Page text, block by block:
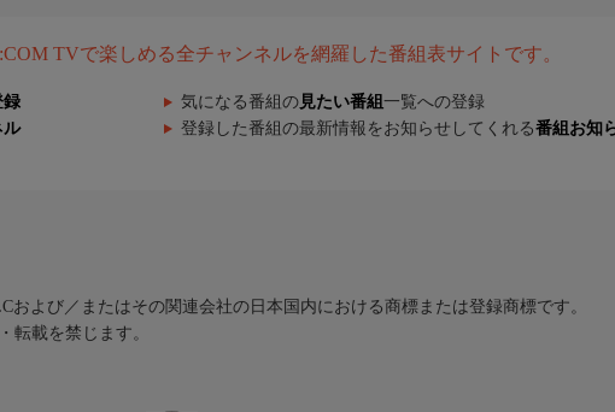
TVで楽しめる全チャンネルを網羅した番組表サイトです。
録 気になる番組の 見たい番組 一覧への登録
ル 登録した番組の最新情報をお知らせしてくれる番組お知
よび／またはその関連会社の日本国内における商標または登録商標です。
転載を禁じます。